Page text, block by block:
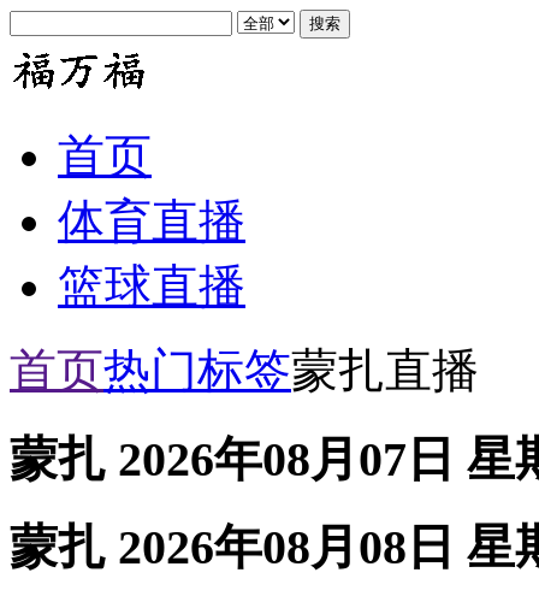
首页
体育直播
篮球直播
首页热门标签蒙扎直播
蒙扎 2026年08月07日 星
蒙扎 2026年08月08日 星